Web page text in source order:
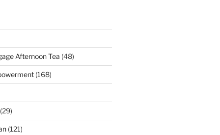
Afternoon Tea (48)
(168)
(121)